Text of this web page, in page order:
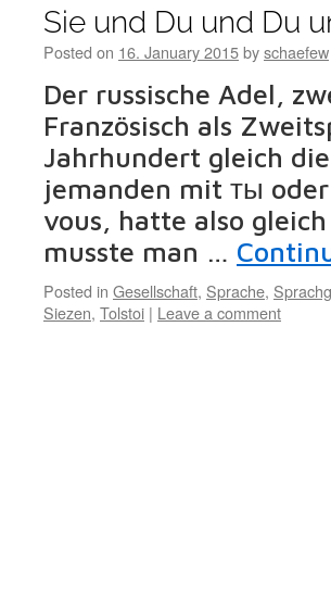
Sie und Du und Du
Posted on 16. January 2015byschaefew
Der russische Adel,
Französisch als
Jahrhundert gleich
jemanden mit ты
vous, hatte also
musste man …
Posted in Gesellschaft, Sprache,
Siezen, Tolstoi | Leave a comment